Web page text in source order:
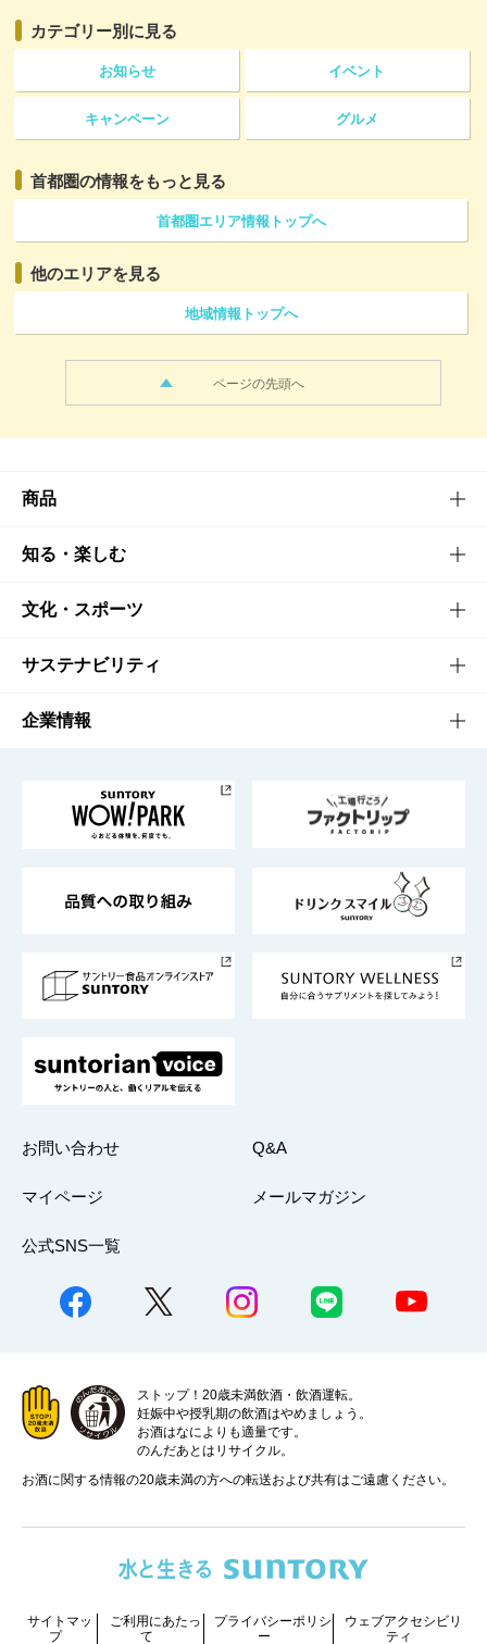
カテゴリー別に見る
お知らせ イベント
キャンペーン グルメ
首都圏の情報をもっと見る
首都圏エリア情報トップへ
他のエリアを見る
地域情報トップへ
ページの先頭へ
商品
商品TOP
商品一覧
商品発売情報
栄養成分一覧
知る・楽しむ
知る・楽しむTOP
キャンペーン
工場見学
地域情報
文化・スポーツ
文化・スポーツTOP
サントリーホール
サントリーサンバーズ大阪
サステナビリティ
サステナビリティTOP
サントリーが考えるサステナビリティ経営
企業情報
企業概要
採用情報
お問い合わせ Q&A
マイページ メールマガジン
公式SNS一覧
ストップ！20歳未満飲酒・飲酒運転。
妊娠中や授乳期の飲酒はやめましょう。
お酒はなによりも適量です。
のんだあとはリサイクル。
お酒に関する情報の20歳未満の方への転送および共有はご遠慮ください。
サイトマッ
プ
ご利用にあたっ
て
プライバシーポリシ
ー
ウェブアクセシビリ
ティ